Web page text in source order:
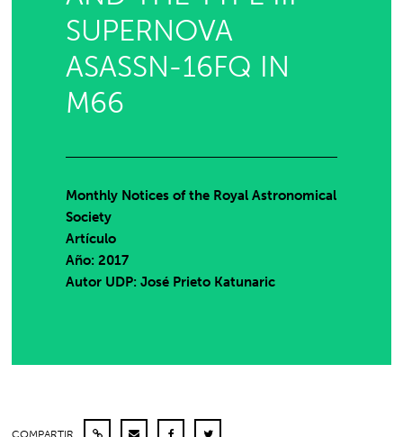
SUPERNOVA
ASASSN-16FQ IN
M66
Monthly Notices of the Royal Astronomical
Society
Artículo
Año: 2017
Autor UDP:José Prieto Katunaric
COMPARTIR